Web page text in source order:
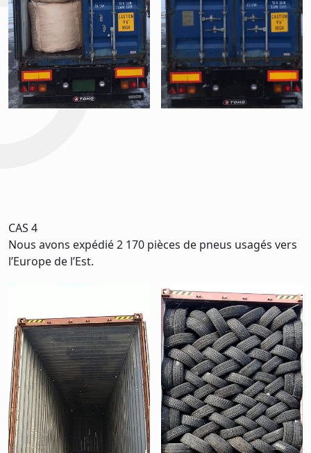
CAS 4
Nous avons expédié 2 170 pièces de pneus usagés vers
l’Europe de l’Est.